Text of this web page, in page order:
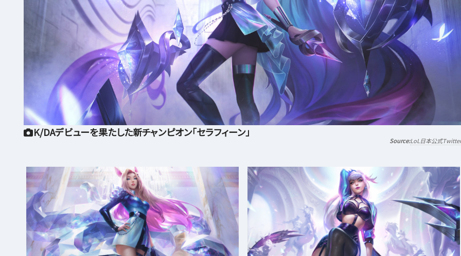
K/DAデビューを果たした新チャンピオン「セラフィーン」
LoL日本公式Twitter